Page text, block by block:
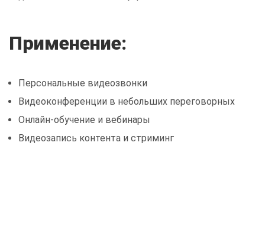
Применение:
Персональные видеозвонки
Видеоконференции в небольших переговорных
Онлайн-обучение и вебинары
Видеозапись контента и стриминг